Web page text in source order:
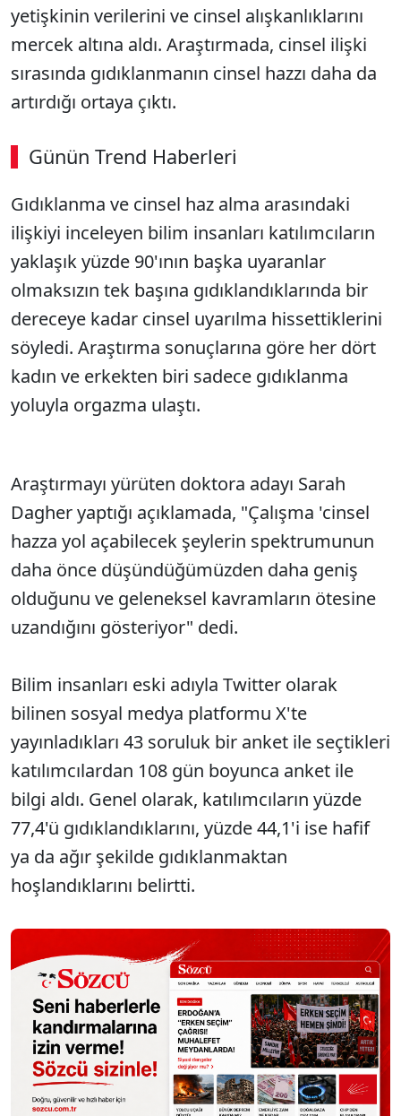
yetişkinin verilerini ve cinsel alışkanlıklarını
mercek altına aldı. Araştırmada, cinsel ilişki
sırasında gıdıklanmanın cinsel hazzı daha da
artırdığı ortaya çıktı.
Günün Trend Haberleri
Gıdıklanma ve cinsel haz alma arasındaki
ilişkiyi inceleyen bilim insanları katılımcıların
yaklaşık yüzde 90'ının başka uyaranlar
olmaksızın tek başına gıdıklandıklarında bir
dereceye kadar cinsel uyarılma hissettiklerini
söyledi. Araştırma sonuçlarına göre her dört
kadın ve erkekten biri sadece gıdıklanma
yoluyla orgazma ulaştı.
Araştırmayı yürüten doktora adayı Sarah
Dagher yaptığı açıklamada, "Çalışma 'cinsel
hazza yol açabilecek şeylerin spektrumunun
daha önce düşündüğümüzden daha geniş
olduğunu ve geleneksel kavramların ötesine
uzandığını gösteriyor" dedi.
Bilim insanları eski adıyla Twitter olarak
bilinen sosyal medya platformu X'te
yayınladıkları 43 soruluk bir anket ile seçtikleri
katılımcılardan 108 gün boyunca anket ile
bilgi aldı. Genel olarak, katılımcıların yüzde
77,4'ü gıdıklandıklarını, yüzde 44,1'i ise hafif
ya da ağır şekilde gıdıklanmaktan
hoşlandıklarını belirtti.